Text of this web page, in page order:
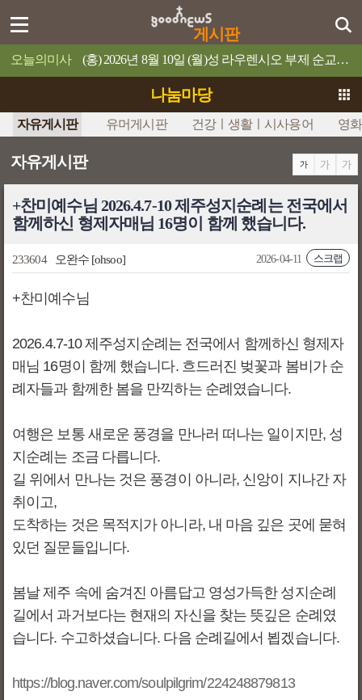
게시판
오늘의미사 (홍) 2026년 8월 10일 (월)성 라우렌시오 부제 순교자 축일누구든지 나를 섬기면 아버지께서 그를 존중해 주실 것이다.
나눔마당
자유게시판 유머게시판 건강ㅣ생활ㅣ시사용어 영
자유게시판
+찬미예수님 2026.4.7-10 제주성지순례는 전국에서
함께하신 형제자매님 16명이 함께 했습니다.
233604 오완수[ohsoo] 스크랩
2026-04-11
+찬미예수님
2026.4.7-10 제주성지순례는 전국에서 함께하신 형제자
매님 16명이 함께 했습니다. 흐드러진 벚꽃과 봄비가 순
례자들과 함께한 봄을 만끽하는 순례였습니다.
여행은 보통 새로운 풍경을 만나러 떠나는 일이지만, 성
지순례는 조금 다릅니다.
길 위에서 만나는 것은 풍경이 아니라, 신앙이 지나간 자
취이고,
도착하는 것은 목적지가 아니라, 내 마음 깊은 곳에 묻혀
있던 질문들입니다.
봄날 제주 속에 숨겨진 아름답고 영성가득한 성지순례
길에서 과거보다는 현재의 자신을 찾는 뜻깊은 순례였
습니다. 수고하셨습니다. 다음 순례길에서 뵙겠습니다.
https://blog.naver.com/soulpilgrim/224248879813